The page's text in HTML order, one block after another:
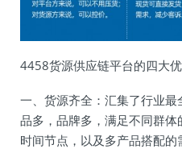
4458货源供应链平台的四大优
一、货源齐全：汇集了行业
品多，品牌多，满足不同群
时间节点，以及多产品搭配的